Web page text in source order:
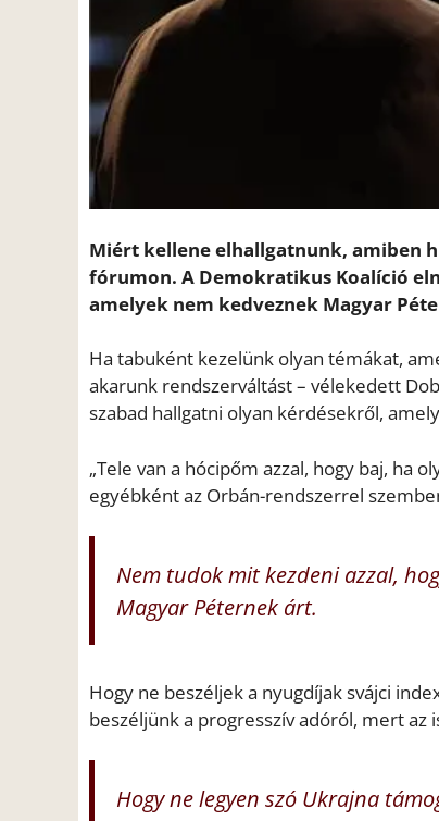
Miért kellene elhallgatnunk, amiben
fórumon. A Demokratikus Koalíció
amelyek nem kedveznek Magyar
Ha tabuként kezelünk olyan témákat,
akarunk rendszerváltást – vélekedett
szabad hallgatni olyan kérdésekről,
„Tele van a hócipőm azzal, hogy baj, ha
egyébként az Orbán-rendszerrel
Nem tudok mit kezdeni azzal,
Magyar Péternek árt.
Hogy ne beszéljek a nyugdíjak svájci
beszéljünk a progresszív adóról, mert az
Hogy ne legyen szó Ukrajna